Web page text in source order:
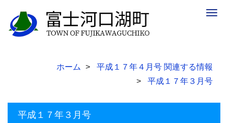
ホーム
平成１７年４月号 関連する情報
平成１７年３月号
平成１７年３月号